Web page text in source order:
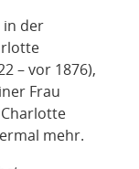
in der
– vor 1876),
Frau
mehr.